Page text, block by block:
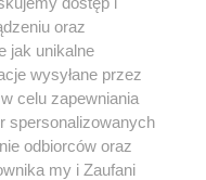
MATERIAŁ SPONSOROWANY
oraz
jak unikalne
wysyłane przez
celu zapewniania
spersonalizowanych
odbiorców oraz
my i Zaufani